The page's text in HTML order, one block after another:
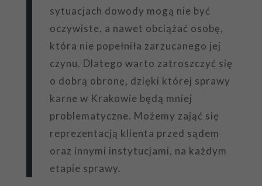
sytuacjach dowody mogą nie być
oczywiste, a nawet obciążać osobę,
która nie popełniła zarzucanego jej
czynu. Dlatego warto zatroszczyć się
o dobrą obronę, dzięki której sprawy
karne w Krakowie będą mniej
problematyczne. Możemy zająć się
reprezentacją klienta przed sądem
oraz innymi instytucjami, na każdym
etapie sprawy.